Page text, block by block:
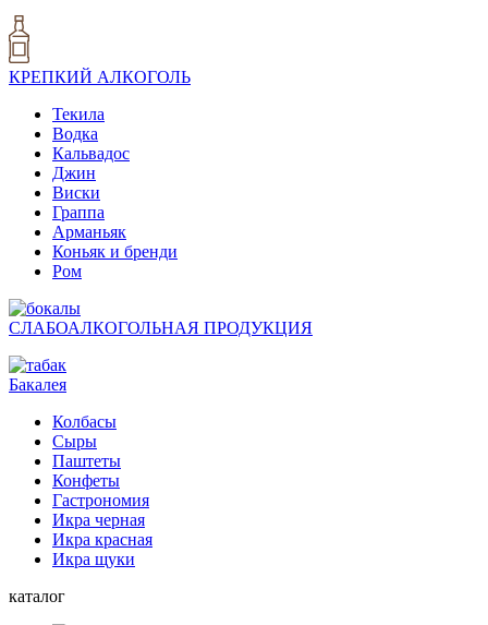
КРЕПКИЙ АЛКОГОЛЬ
Текила
Водка
Кальвадос
Джин
Виски
Граппа
Арманьяк
Коньяк и бренди
Ром
СЛАБОАЛКОГОЛЬНАЯ ПРОДУКЦИЯ
Бакалея
Колбасы
Сыры
Паштеты
Конфеты
Гастрономия
Икра черная
Икра красная
Икра щуки
каталог